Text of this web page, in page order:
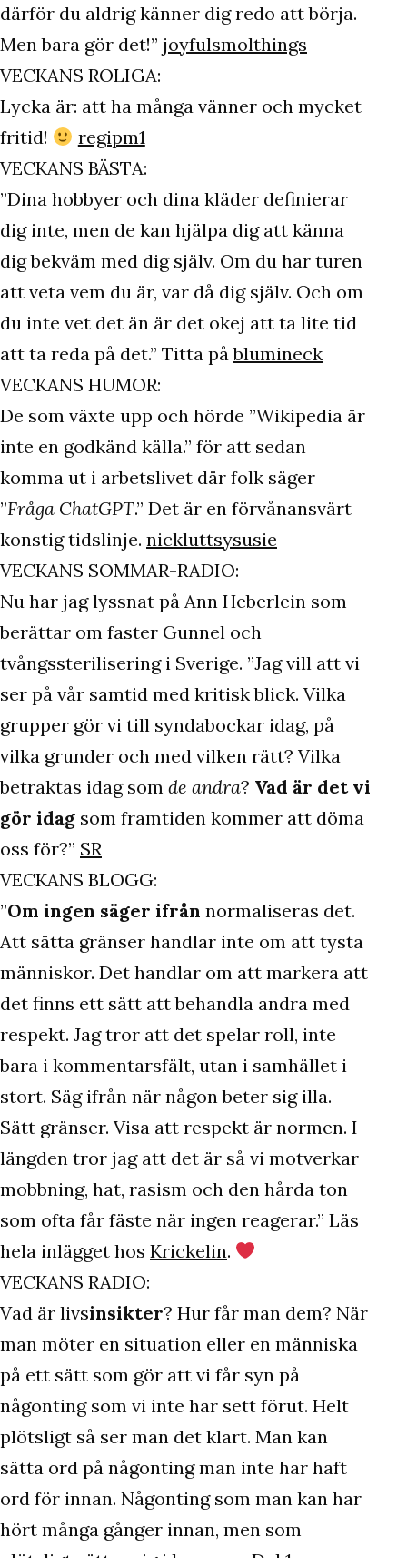
därför du aldrig känner dig redo att börja.
Men bara gör det!” joyfulsmolthings
VECKANS ROLIGA:
Lycka är: att ha många vänner och mycket
fritid!
regipm1
VECKANS BÄSTA:
”Dina hobbyer och dina kläder definierar
dig inte, men de kan hjälpa dig att känna
dig bekväm med dig själv. Om du har turen
att veta vem du är, var då dig själv. Och om
du inte vet det än är det okej att ta lite tid
att ta reda på det.” Titta påblumineck
VECKANS HUMOR:
De som växte upp och hörde ”Wikipedia är
inte en godkänd källa.” för att sedan
komma ut i arbetslivet där folk säger
”Fråga ChatGPT.” Det är en förvånansvärt
konstig tidslinje. nickluttsysusie
VECKANS SOMMAR-RADIO:
Nu har jag lyssnat på Ann Heberlein som
berättar om faster Gunnel och
tvångssterilisering i Sverige. ”Jag vill att vi
ser på vår samtid med kritisk blick. Vilka
grupper gör vi till syndabockar idag, på
vilka grunder och med vilken rätt? Vilka
betraktas idag som de andra? Vad är det vi
gör idag som framtiden kommer att döma
oss för?” SR
VECKANS BLOGG:
”Om ingen säger ifrån normaliseras det.
Att sätta gränser handlar inte om att tysta
människor. Det handlar om att markera att
det finns ett sätt att behandla andra med
respekt. Jag tror att det spelar roll, inte
bara i kommentarsfält, utan i samhället i
stort. Säg ifrån när någon beter sig illa.
Sätt gränser. Visa att respekt är normen. I
längden tror jag att det är så vi motverkar
mobbning, hat, rasism och den hårda ton
som ofta får fäste när ingen reagerar.” Läs
hela inlägget hos Krickelin.
VECKANS RADIO:
Vad är livsinsikter? Hur får man dem? När
man möter en situation eller en människa
på ett sätt som gör att vi får syn på
någonting som vi inte har sett förut. Helt
plötsligt så ser man det klart. Man kan
sätta ord på någonting man inte har haft
ord för innan. Någonting som man kan har
hört många gånger innan, men som